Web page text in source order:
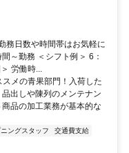
務日数や時間帯はお気軽に
～勤務 ＜シフト例＞ 6：
労働時...
メの青果部門！入荷した
出しや陳列のメンテナン
品の加工業務が基本的な
ングスタッフ
交通費支給